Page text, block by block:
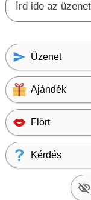
Üzenet
Ajándék
Flört
Kérdés